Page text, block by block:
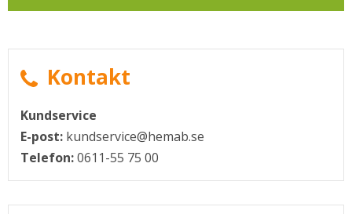
Kontakt
Kundservice
E-post: kundservice@hemab.se
Telefon:0611-55 75 00